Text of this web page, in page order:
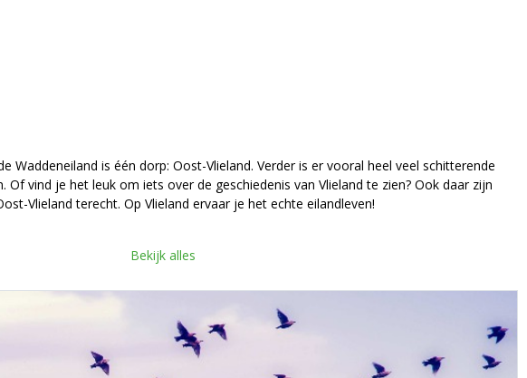
is één dorp: Oost-Vlieland. Verder is er vooral heel veel schitterende
vind je het leuk om iets over de geschiedenis van Vlieland te zien? Ook daar zijn
Vlieland terecht. Op Vlieland ervaar je het echte eilandleven!
Bekijk alles